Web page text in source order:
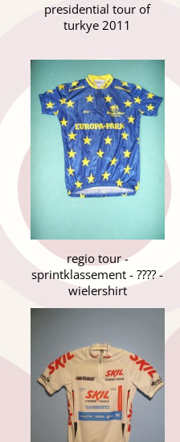
presidential tour of
turkye 2011
regio tour -
sprintklassement - ???? -
wielershirt